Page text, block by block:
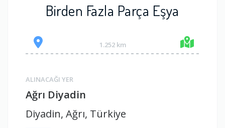
Birden Fazla Parça Eşya
1.252 km
ALINACAĞI YER
Ağrı Diyadin
Diyadin, Ağrı, Türkiye